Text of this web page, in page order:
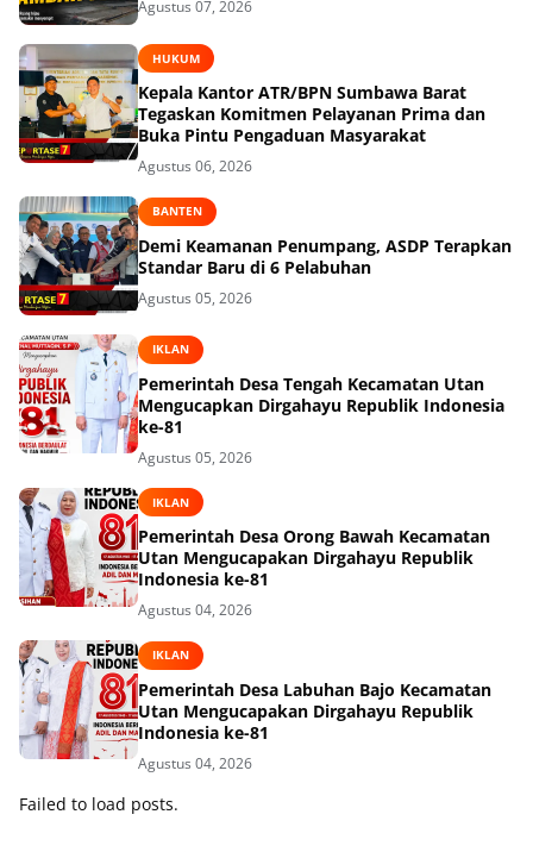
Agustus 07, 2026
HUKUM
Kepala Kantor ATR/BPN Sumbawa Barat
Tegaskan Komitmen Pelayanan Prima dan
Buka Pintu Pengaduan Masyarakat
Agustus 06, 2026
BANTEN
Demi Keamanan Penumpang, ASDP Terapkan
Standar Baru di 6 Pelabuhan
Agustus 05, 2026
IKLAN
Pemerintah Desa Tengah Kecamatan Utan
Mengucapkan Dirgahayu Republik Indonesia
ke-81
Agustus 05, 2026
IKLAN
Pemerintah Desa Orong Bawah Kecamatan
Utan Mengucapakan Dirgahayu Republik
Indonesia ke-81
Agustus 04, 2026
IKLAN
Pemerintah Desa Labuhan Bajo Kecamatan
Utan Mengucapakan Dirgahayu Republik
Indonesia ke-81
Agustus 04, 2026
Failed to load posts.